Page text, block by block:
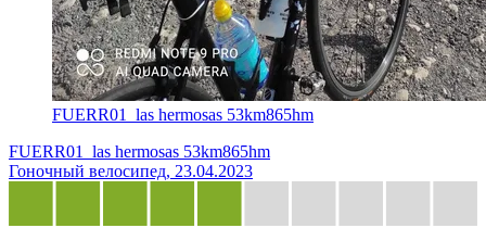
FUERR01_las hermosas 53km865hm
FUERR01_las hermosas 53km865hm
Гоночный велосипед, 23.04.2023